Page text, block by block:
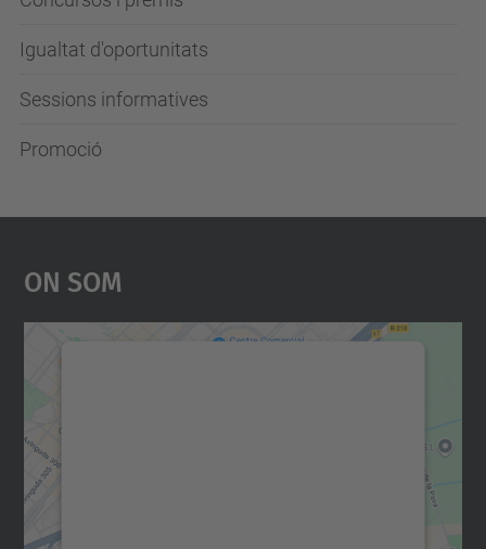
Igualtat d'oportunitats
Sessions informatives
Promoció
On Som